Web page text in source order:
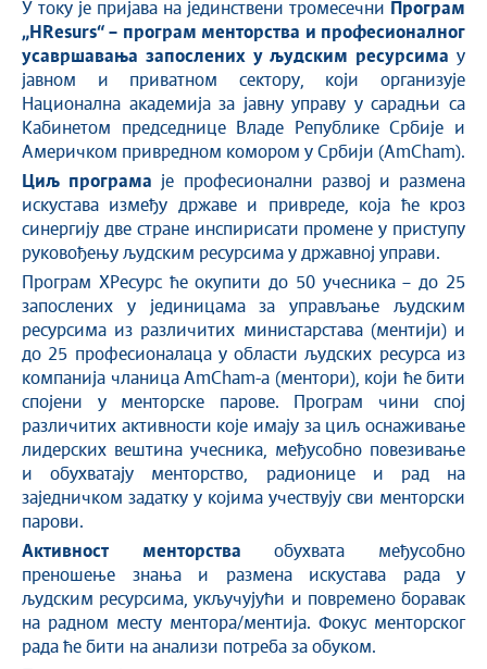
У току је пријава на јединствени тромесечни
Програм
„HResurs“ – програм менторства и професионалног
усавршавања запослених у људским ресурсима у
јавном и приватном сектору, који организује
Национална академија за јавну управу у сарадњи са
Kабинетом председнице Владе Републике Србије и
Америчком привредном комором у Србији (AmCham).
Циљ програма је професионални развој и размена
искустава између државе и привреде, која ће кроз
синергију две стране инспирисати промене у приступу
руковођењу људским ресурсима у државној управи.
Програм ХРесурс ће окупити до 50 учесника – до 25
запослених у јединицама за управљање људским
ресурсима из различитих министарстава (ментији) и
до 25 професионалаца у области људских ресурса из
компанија чланица AmCham-а (ментори), који ће бити
спојени у менторске парове. Програм чини спој
различитих активности које имају за циљ оснаживање
лидерских вештина учесника, међусобно повезивање
и обухватају менторство, радионице и рад на
заједничком задатку у којима учествују сви менторски
парови.
Активност менторства обухвата међусобно
преношење знања и размена искустава рада у
људским ресурсима, укључујући и повремено боравак
на радном месту ментора/ментија. Фокус менторског
рада ће бити на анализи потреба за обуком.